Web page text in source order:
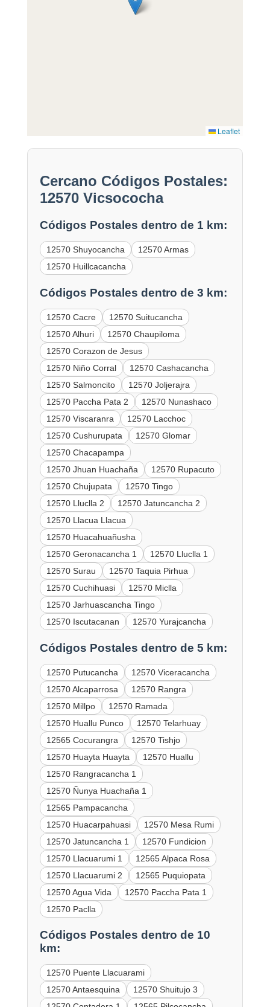
Leaflet
Cercano Códigos Postales:
12570 Vicsococha
Códigos Postales dentro de 1 km:
12570 Shuyocancha
12570 Armas
12570 Huillcacancha
Códigos Postales dentro de 3 km:
12570 Cacre
12570 Suitucancha
12570 Alhuri
12570 Chaupiloma
12570 Corazon de Jesus
12570 Niño Corral
12570 Cashacancha
12570 Salmoncito
12570 Joljerajra
12570 Paccha Pata 2
12570 Nunashaco
12570 Viscaranra
12570 Lacchoc
12570 Cushurupata
12570 Glomar
12570 Chacapampa
12570 Jhuan Huachaña
12570 Rupacuto
12570 Chujupata
12570 Tingo
12570 Lluclla 2
12570 Jatuncancha 2
12570 Llacua Llacua
12570 Huacahuañusha
12570 Geronacancha 1
12570 Lluclla 1
12570 Surau
12570 Taquia Pirhua
12570 Cuchihuasi
12570 Miclla
12570 Jarhuascancha Tingo
12570 Iscutacanan
12570 Yurajcancha
Códigos Postales dentro de 5 km:
12570 Putucancha
12570 Viceracancha
12570 Alcaparrosa
12570 Rangra
12570 Millpo
12570 Ramada
12570 Huallu Punco
12570 Telarhuay
12565 Cocurangra
12570 Tishjo
12570 Huayta Huayta
12570 Huallu
12570 Rangracancha 1
12570 Ñunya Huachaña 1
12565 Pampacancha
12570 Huacarpahuasi
12570 Mesa Rumi
12570 Jatuncancha 1
12570 Fundicion
12570 Llacuarumi 1
12565 Alpaca Rosa
12570 Llacuarumi 2
12565 Puquiopata
12570 Agua Vida
12570 Paccha Pata 1
12570 Paclla
Códigos Postales dentro de 10
km:
12570 Puente Llacuarami
12570 Antaesquina
12570 Shuitujo 3